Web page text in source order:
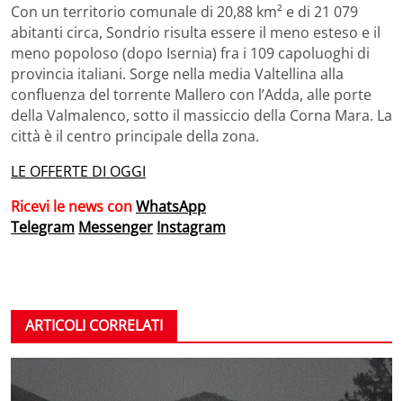
Con un territorio comunale di 20,88 km² e di 21 079
abitanti circa, Sondrio risulta essere il meno esteso e il
meno popoloso (dopo Isernia) fra i 109 capoluoghi di
provincia italiani. Sorge nella media Valtellina alla
confluenza del torrente Mallero con l’Adda, alle porte
della Valmalenco, sotto il massiccio della Corna Mara. La
città è il centro principale della zona.
LE OFFERTE DI OGGI
Ricevi le news conWhatsApp
Telegram Messenger Instagram
ARTICOLI CORRELATI